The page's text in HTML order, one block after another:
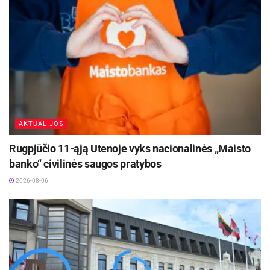
kada virtualios realybės patirtis atkeliaus į
kiekvieną iš daugiau kaip 60 Lietuvos miestų ir
miestelių, ieškoti galimačia.
naujienos
Europos sveikatos draudimo kortelę gali pakeisti
sertifikatas
Kviečiama dalyvauti visoje Lietuvoje
AKTUALIJOS
Rugpjūčio 11-ąją Utenoje vyks nacionalinės „Maisto
banko“ civilinės saugos pratybos
2026-08-06